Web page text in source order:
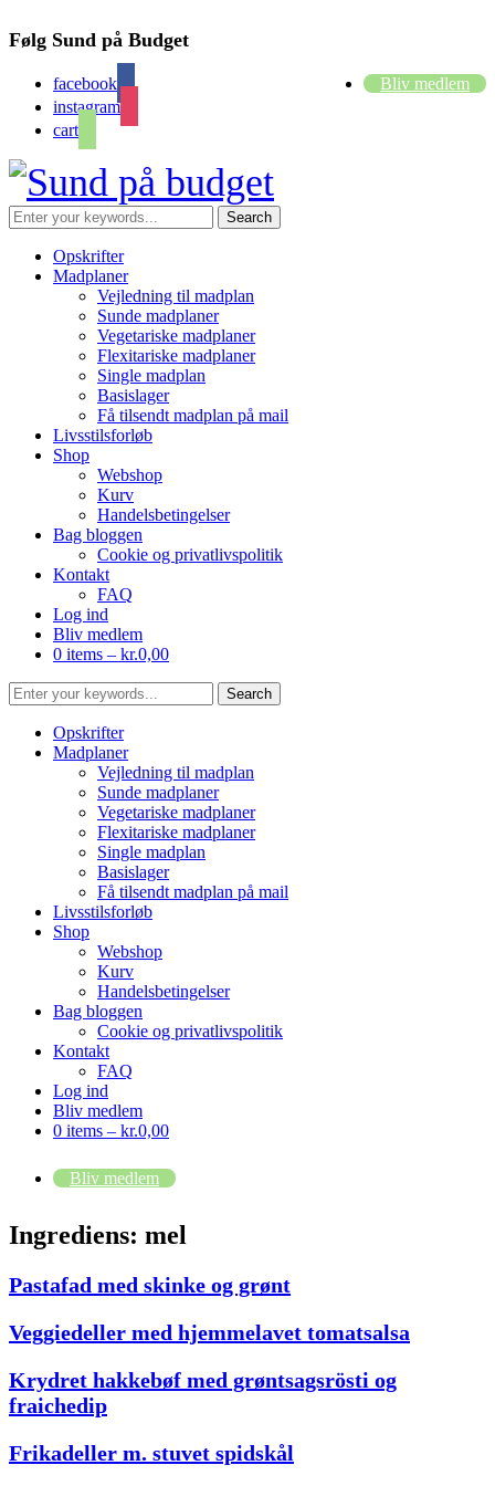
Følg Sund på Budget
facebook
instagram
cart
Bliv medlem
Opskrifter
Madplaner
Vejledning til madplan
Sunde madplaner
Vegetariske madplaner
Flexitariske madplaner
Single madplan
Basislager
Få tilsendt madplan på mail
Livsstilsforløb
Shop
Webshop
Kurv
Handelsbetingelser
Bag bloggen
Cookie og privatlivspolitik
Kontakt
FAQ
Log ind
Bliv medlem
0 items – kr.0,00
Opskrifter
Madplaner
Vejledning til madplan
Sunde madplaner
Vegetariske madplaner
Flexitariske madplaner
Single madplan
Basislager
Få tilsendt madplan på mail
Livsstilsforløb
Shop
Webshop
Kurv
Handelsbetingelser
Bag bloggen
Cookie og privatlivspolitik
Kontakt
FAQ
Log ind
Bliv medlem
0 items – kr.0,00
Bliv medlem
Ingrediens: mel
Pastafad med skinke og grønt
Veggiedeller med hjemmelavet tomatsalsa
Krydret hakkebøf med grøntsagsrösti og
fraichedip
Frikadeller m. stuvet spidskål